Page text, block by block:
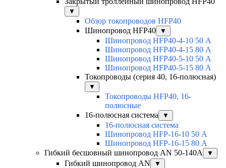
▼
Обзор токопроводов HFP40
Шинопровод HFP40
▼
Шинопровод HFP40-4-10 50 А
Шинопровод HFP40-4-15 80 А
Шинопровод HFP40-5-10 50 А
Шинопровод HFP40-5-15 80 А
Токопроводы (серия 40, 16-полюсная)
▼
Токопроводы HFP40, 16-
полюсные
16-полюсная система
▼
16-полюсная система
Шинопровод HFP-16-10 50 А
Шинопровод HFP-16-15 80 А
Гибкий бесшовный шинопровод AN 50-140А
▼
Гибкий шинопровод AN ▼